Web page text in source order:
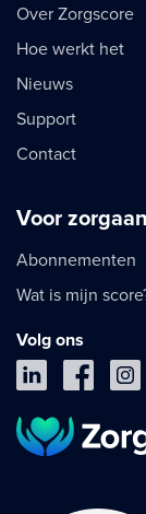
Over Zorgscore
Hoe werkt het
Nieuws
Support
Contact
Voor
Abonnementen
Wat is mijn
Volg ons